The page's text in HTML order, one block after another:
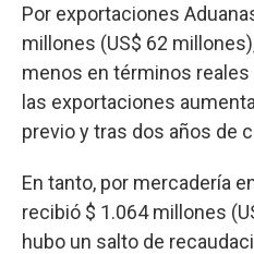
Por exportaciones
millones (US$ 62
menos en términos reales
las exportaciones
previo y tras dos años de
En tanto, por mercadería
recibió $ 1.064 millones
hubo un salto de